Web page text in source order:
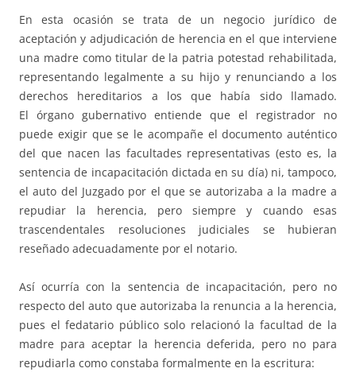
En esta ocasión se trata de un negocio jurídico de
aceptación y adjudicación de herencia en el que interviene
una madre como titular de la patria potestad rehabilitada,
representando legalmente a su hijo y renunciando a los
derechos hereditarios a los que había sido llamado.
El órgano gubernativo entiende que el registrador no
puede exigir que se le acompañe el documento auténtico
del que nacen las facultades representativas (esto es, la
sentencia de incapacitación dictada en su día) ni, tampoco,
el auto del Juzgado por el que se autorizaba a la madre a
repudiar la herencia, pero siempre y cuando esas
trascendentales resoluciones judiciales se hubieran
reseñado adecuadamente por el notario.
Así ocurría con la sentencia de incapacitación, pero no
respecto del auto que autorizaba la renuncia a la herencia,
pues el fedatario público solo relacionó la facultad de la
madre para aceptar la herencia deferida, pero no para
repudiarla como constaba formalmente en la escritura: